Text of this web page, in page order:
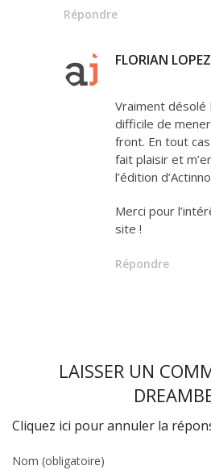
Répondre
FLORIAN LOPEZ
Vraiment désolé
difficile de
front. En tout
fait plaisir et
l’édition
Merci pour
site !
Répondre
LAISSER UN
Cliquez ici pour annuler la
Nom (obligatoire)